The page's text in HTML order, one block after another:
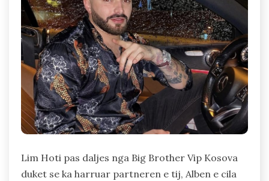
Lim Hoti pas daljes nga Big Brother Vip Kosova
duket se ka harruar partneren e tij, Alben e cila